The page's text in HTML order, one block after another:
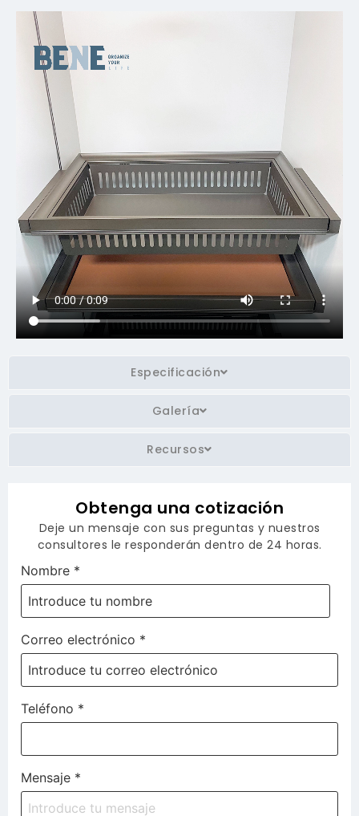
Especificación
Galería
Recursos
Obtenga una cotización
Deje un mensaje con sus preguntas y nuestros
consultores le responderán dentro de 24 horas.
Nombre *
Correo electrónico *
Teléfono *
Mensaje *